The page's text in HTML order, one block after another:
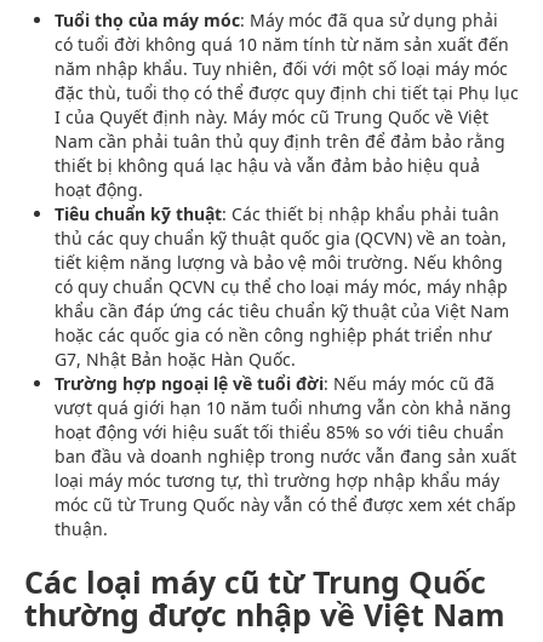
Tuổi thọ của máy móc: Máy móc đã qua sử dụng phải
có tuổi đời không quá 10 năm tính từ năm sản xuất đến
năm nhập khẩu. Tuy nhiên, đối với một số loại máy móc
đặc thù, tuổi thọ có thể được quy định chi tiết tại Phụ lục
I của Quyết định này. Máy móc cũ Trung Quốc về Việt
Nam cần phải tuân thủ quy định trên để đảm bảo rằng
thiết bị không quá lạc hậu và vẫn đảm bảo hiệu quả
hoạt động.
Tiêu chuẩn kỹ thuật: Các thiết bị nhập khẩu phải tuân
thủ các quy chuẩn kỹ thuật quốc gia (QCVN) về an toàn,
tiết kiệm năng lượng và bảo vệ môi trường. Nếu không
có quy chuẩn QCVN cụ thể cho loại máy móc, máy nhập
khẩu cần đáp ứng các tiêu chuẩn kỹ thuật của Việt Nam
hoặc các quốc gia có nền công nghiệp phát triển như
G7, Nhật Bản hoặc Hàn Quốc.
Trường hợp ngoại lệ về tuổi đời: Nếu máy móc cũ đã
vượt quá giới hạn 10 năm tuổi nhưng vẫn còn khả năng
hoạt động với hiệu suất tối thiểu 85% so với tiêu chuẩn
ban đầu và doanh nghiệp trong nước vẫn đang sản xuất
loại máy móc tương tự, thì trường hợp nhập khẩu máy
móc cũ từ Trung Quốc này vẫn có thể được xem xét chấp
thuận.
Các loại máy cũ từ Trung Quốc
thường được nhập về Việt Nam